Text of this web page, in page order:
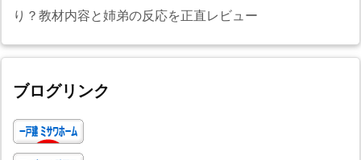
り？教材内容と姉弟の反応を正直レビュー
ブログリンク